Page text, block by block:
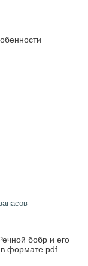
бобр и его
в формате pdf